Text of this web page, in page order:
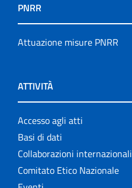
PNRR
Attuazione misure PNRR
ATTIVITÀ
Accesso agli atti
Basi di dati
Collaborazioni internazionali
Comitato Etico Nazionale